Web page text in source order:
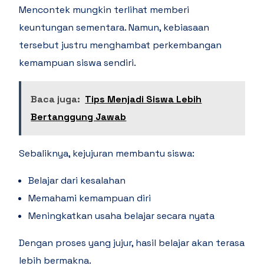
Mencontek mungkin terlihat memberi
keuntungan sementara. Namun, kebiasaan
tersebut justru menghambat perkembangan
kemampuan siswa sendiri.
Baca juga: Tips Menjadi Siswa Lebih
Bertanggung Jawab
Sebaliknya, kejujuran membantu siswa:
Belajar dari kesalahan
Memahami kemampuan diri
Meningkatkan usaha belajar secara nyata
Dengan proses yang jujur, hasil belajar akan terasa
lebih bermakna.